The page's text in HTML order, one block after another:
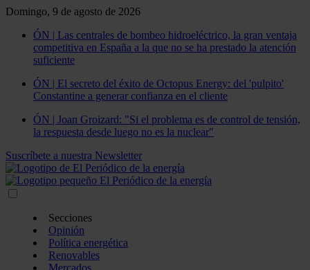
Domingo, 9 de agosto de 2026
ÓN | Las centrales de bombeo hidroeléctrico, la gran ventaja
competitiva en España a la que no se ha prestado la atención
suficiente
ÓN | El secreto del éxito de Octopus Energy: del 'pulpito'
Constantine a generar confianza en el cliente
ÓN | Joan Groizard: "Si el problema es de control de tensión,
la respuesta desde luego no es la nuclear"
Suscríbete a nuestra Newsletter
Secciones
Opinión
Política energética
Renovables
Mercados